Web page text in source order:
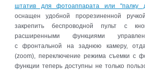
штатив для фотоаппарата или "палку
оснащен удобной прорезиненной
закрепить беспроводной пульт с
расширенными функциями
с фронтальной на заднюю камеру,
(zoom), переключение режима съемки с
функции теперь доступны не только